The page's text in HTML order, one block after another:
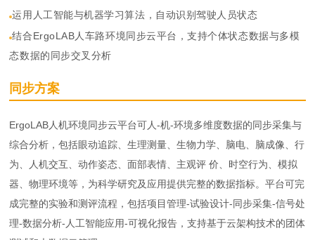
运用人工智能与机器学习算法，自动识别驾驶人员状态
结合ErgoLAB人车路环境同步云平台，支持个体状态数据与多模
态数据的同步交叉分析
同步方案
ErgoLAB人机环境同步云平台可人-机-环境多维度数据的同步采集与
综合分析，包括眼动追踪、生理测量、生物力学、脑电、脑成像、行
为、人机交互、动作姿态、面部表情、主观评 价、时空行为、模拟
器、物理环境等，为科学研究及应用提供完整的数据指标。平台可完
成完整的实验和测评流程，包括项目管理-试验设计-同步采集-信号处
理-数据分析-人工智能应用-可视化报告，支持基于云架构技术的团体